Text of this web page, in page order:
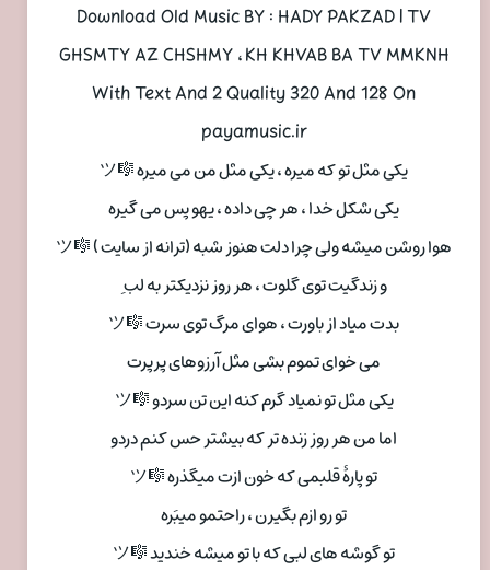
Download Old Music BY : HADY PAKZAD | TV
GHSMTY AZ CHSHMY ، KH KHVAB BA TV MMKNH
With Text And 2 Quality 320 And 128 On
payamusic.ir
یکی مثل تو که میره ، یکی مثل من می میره 🎼ツ
یکی شکل خدا ، هر چی داده ، یهو پس می گیره
هوا روشن میشه ولی چرا دلت هنوز شبه (ترانه از سایت ) 🎼ツ
و زندگیت توی گلوت ، هر روز نزدیکتر به لب ِ
بدت میاد از باورت ، هوای مرگ توی سرت 🎼ツ
می خوای تموم بشی مثل آرزوهای پرپرت
یکی مثل تو نمیاد گرم کنه این تن سردو 🎼ツ
اما من هر روز زنده تر که بیشتر حس کنم دردو
تو پارۀ قلبمی که خون ازت میگذره 🎼ツ
تو رو ازم بگیرن ، راحتمو میبَره
تو گوشه های لبی که با تو میشه خندید 🎼ツ